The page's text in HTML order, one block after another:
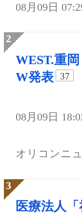
08月09日
WEST.重
W発表
37
08月09日
オリコンニ
医療法人